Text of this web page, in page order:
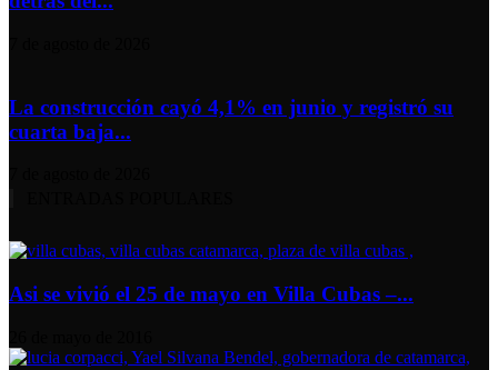
La construcción cayó 4,1% en junio y registró su
cuarta baja...
Asi se vivió el 25 de mayo en Villa Cubas –...